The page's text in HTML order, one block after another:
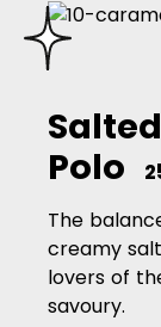
Polo
The
creamy
lovers of
savoury.